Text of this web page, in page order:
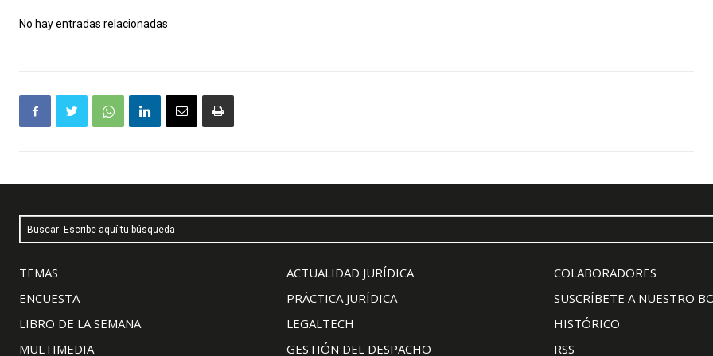
No hay entradas relacionadas
Buscar: Escribe aquí tu búsqueda
TEMAS
ENCUESTA
LIBRO DE LA SEMANA
MULTIMEDIA
ACTUALIDAD JURÍDICA
PRÁCTICA JURÍDICA
LEGALTECH
GESTIÓN DEL DESPACHO
COLABORADORES
SUSCRÍBETE A NUESTRO
HISTÓRICO
RSS